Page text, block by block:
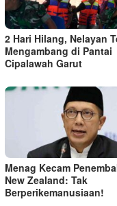
2 Hari Hilang, Nelayan
Mengambang di Pantai
Cipalawah Garut
Menag Kecam
New Zealand: Tak
Berperikemanusiaan!